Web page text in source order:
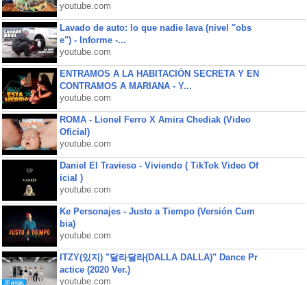
youtube.com
Lavado de auto: lo que nadie lava (nivel "obs
e") - Informe -...
youtube.com
ENTRAMOS A LA HABITACIÓN SECRETA Y EN
CONTRAMOS A MARIANA - Y...
youtube.com
ROMA - Lionel Ferro X Amira Chediak (Video
Oficial)
youtube.com
Daniel El Travieso - Viviendo ( TikTok Video Of
icial )
youtube.com
Ke Personajes - Justo a Tiempo (Versión Cum
bia)
youtube.com
ITZY(있지) "달라달라(DALLA DALLA)" Dance Pr
actice (2020 Ver.)
youtube.com